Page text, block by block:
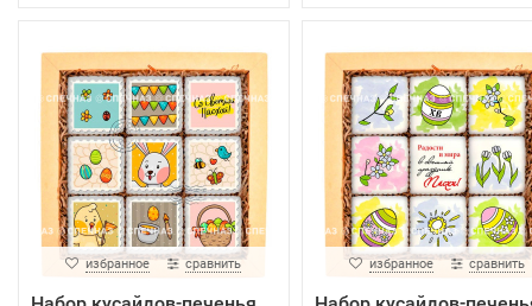
избранное сравнить избранное сравнить